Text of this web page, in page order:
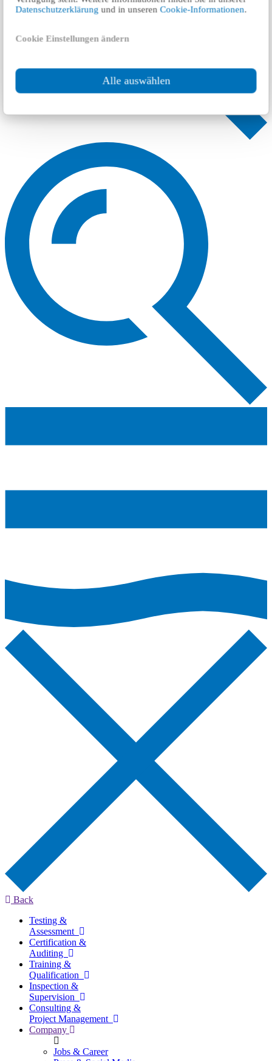
Datenschutzerklärung und in unserenCookie-Informationen.
Cookie Einstellungen ändern
Alle auswählen
Back
Testing &
Assessment
Certification &
Auditing
Training &
Qualification
Inspection &
Supervision
Consulting &
Project Management
Company
Jobs & Career